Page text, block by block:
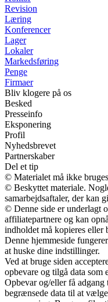
Revision
Læring
Konferencer
Lager
Lokaler
Markedsføring
Penge
Firmaer
Bliv klogere på os
Besked
Presseinfo
Eksponering
Profil
Nyhedsbrevet
Partnerskaber
Del et tip
© Materialet må ikke
© Beskyttet materiale.
samarbejdsaftaler, der kan
© Denne side er underlagt
affiliatepartnere og kan
indholdet må kopieres eller
Denne hjemmeside
at huske dine indstillinger.
Ved at bruge siden
opbevare og tilgå data som
Opbevar og/eller få
begrænsede data til at